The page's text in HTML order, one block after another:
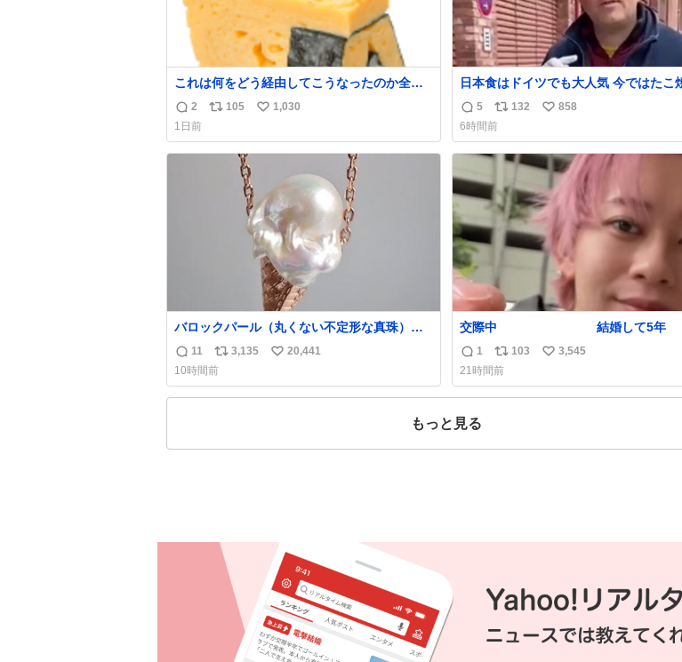
これは何をどう経由してこうなったのか全く
わからない構造のすしざんまいの玉子
返
信
数
2
リ
ス
105
い
ね
1,030
1日前
日本食はドイツでも大人気 今ではたこ
入手可能ですが、🥑や🌽、ウィンナーや
などが入っているオリジナルたこ焼きへ
化 大使館の広報課長ハインリッヒは、日本で
たこ焼きに心奪われ、ベルリンにいた
は出店で焼いてました👏（ええ笑顔や） #た
こ焼きの日
返
信
数
5
リ
ポ
ス
数
132
い
ね
数
858
6時間前
バロックパール（丸くない不定形な真珠）を
溶けたアイスや飴玉、雲、アヒルに見立てて
ジュエリーデザイナー、Ben Choi 蔡俊文さん
の作品。 instagram.com/bcjoaillerie/
返
信
数
11
リ
ポ
ス
3,135
い
ね
20,441
10時間前
交際中 結婚して5年
返
信
数
1
リ
ポ
ス
103
い
ね
3,545
21時間前
もっと見る